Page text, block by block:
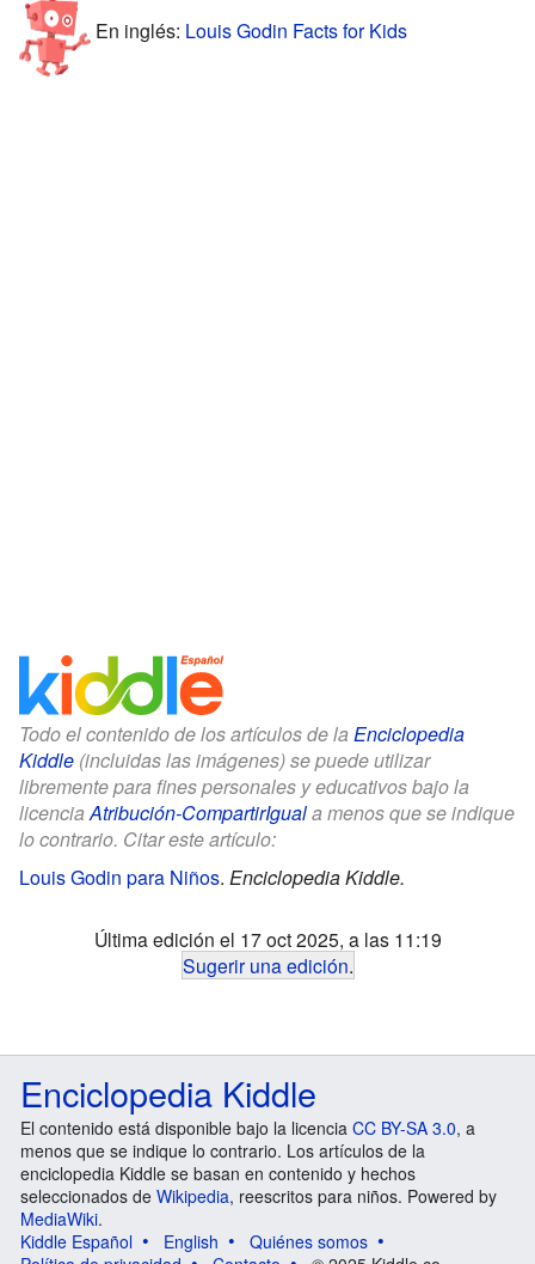
En inglés: Louis Godin Facts for Kids
Todo el contenido de los artículos de la Enciclopedia
Kiddle (incluidas las imágenes) se puede utilizar
libremente para fines personales y educativos bajo la
licenciaAtribución-CompartirIguala menos que se indique
lo contrario. Citar este artículo:
Louis Godin para Niños. Enciclopedia Kiddle.
Última edición el 17 oct 2025, a las 11:19
Sugerir una edición.
Enciclopedia Kiddle
El contenido está disponible bajo la licencia CC BY-SA 3.0, a
menos que se indique lo contrario. Los artículos de la
enciclopedia Kiddle se basan en contenido y hechos
seleccionados de Wikipedia, reescritos para niños. Powered by
MediaWiki.
Kiddle Español
English
Quiénes somos